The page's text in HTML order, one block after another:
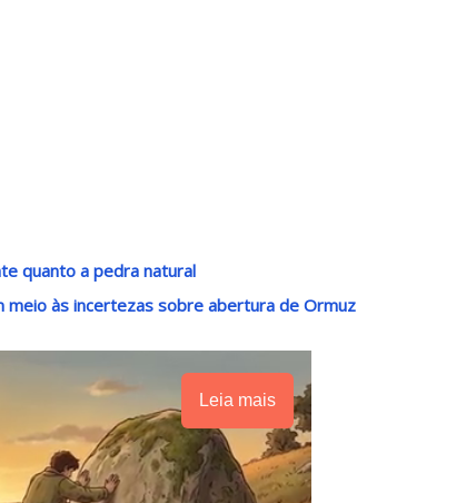
quanto a pedra natural
meio às incertezas sobre abertura de Ormuz
Leia mais